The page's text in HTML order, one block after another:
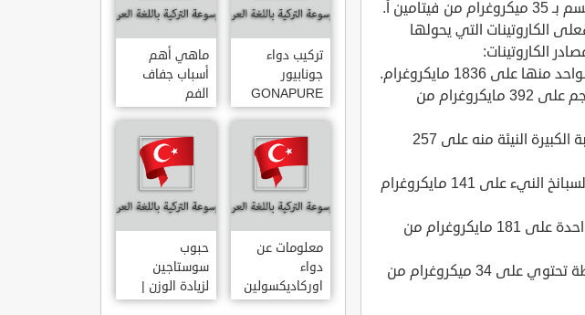
الكاروتينات التي يحولها
الكاروتينات:
1836 مايكروغرام.
الجزر، وتحتوي جزرة متوسطة الحجم على 392 مايكروغرام من
الفلفل الأحمر الحلو، وتحتوي الحبة الكبيرة النيئة منه على 257
السبانخ، ويحتوي كوبٌ واحد من السبانخ النيء على 141 مايكروغرام
المانجو، وتحتوي حبةٌ متوسطةٌ واحدة على 181 مايكروغرام من
المشمش، فحبّةالمشمشالمتوسطة تحتوي على 34 ميكروغرام من
تركيب دواء
جونابيور
GONAPURE
ودواعي
استخدامه
ماهي أهم
أسباب جفاف
الفم
معلومات عن
دواء
اوركاديكسولين
ORCHADEXOLINE
حبوب
سوستاجين
لزيادة الوزن |
دواء سوستاجين